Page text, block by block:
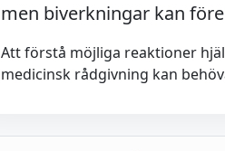
men biverkningar kan
Att förstå möjliga reaktioner
medicinsk rådgivning kan